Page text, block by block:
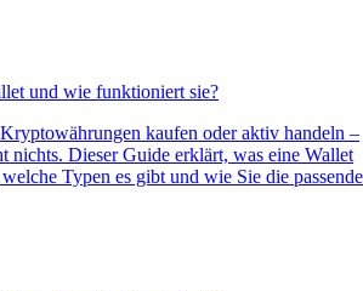
und wie funktioniert sie?
kaufen oder aktiv handeln –
nichts. Dieser Guide erklärt, was eine Wallet
Typen es gibt und wie Sie die passende